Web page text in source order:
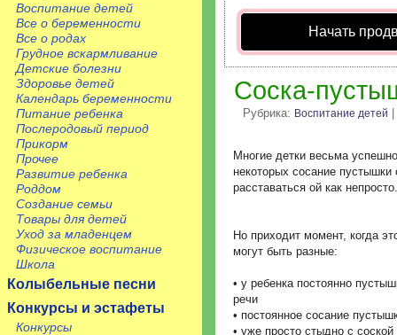
Воспитание детей
Все о беременности
Все о родах
Грудное вскармливание
Детские болезни
Здоровье детей
Календарь беременности
Питание ребенка
Послеродовый период
Прикорм
Прочее
Развитие ребенка
Роддом
Создание семьи
Товары для детей
Уход за младенцем
Физическое воспитание
Школа
Колыбельные песни
Конкурсы и эстафеты
Конкурсы
Начать
Соска-
Рубрика: Воспитание детей
Многие детки весьма
некоторых сосание пустышки
расставаться ой как непросто.
Но приходит момент, когда
могут быть разные:
• у ребенка постоянно
речи
• постоянное сосание
• уже просто стыдно с соской